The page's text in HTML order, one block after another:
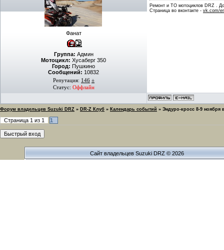
Фанат
Группа: Админ
Мотоцикл: Хусаберг 350
Город: Пушкино
Сообщений: 10832
Репутация: 146 ±
Статус: Оффлайн
Ремонт и ТО мотоциклов DRZ .
Страница во вконтакте - vk.com/
Форум владельцев Suzuki DRZ » DR-Z Клуб » Календарь событий » Эндуро-кросс 8-9 ноября
Страница 1 из 1 1
Сайт владельцев Suzuki DRZ © 2026